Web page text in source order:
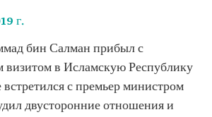
г.
бин Салман прибыл с
в Исламскую Республику
встретился с премьер министром
двусторонние отношения и